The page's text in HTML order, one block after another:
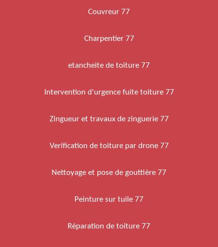
Couvreur 77
Charpentier 77
etancheite de toiture 77
Intervention d'urgence fuite toiture 77
Zingueur et travaux de zinguerie 77
Verification de toiture par drone 77
Nettoyage et pose de gouttière 77
Peinture sur tuile 77
Réparation de toiture 77